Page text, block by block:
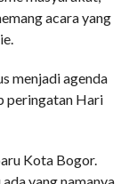
acara yang
menjadi agenda
peringatan Hari
Kota Bogor.